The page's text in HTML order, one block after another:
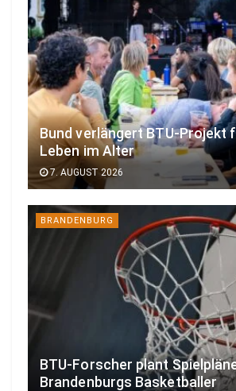
Bund verlängert BTU-Projekt
Leben im Alter
7. AUGUST 2026
BRANDENBURG
BTU-Forscher plant
Brandenburgs Basketballer